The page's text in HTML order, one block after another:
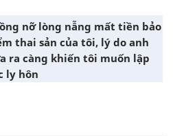
nỡ lòng nẫng mất tiền bảo
thai sản của tôi, lý do anh
ra càng khiến tôi muốn lập
ly hôn